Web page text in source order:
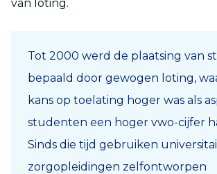
van loting.
Tot 2000 werd de plaatsing van
bepaald door gewogen loting,
kans op toelating hoger was als
studenten een hoger vwo-cijfer
Sinds die tijd gebruiken
zorgopleidingen zelfontworpen